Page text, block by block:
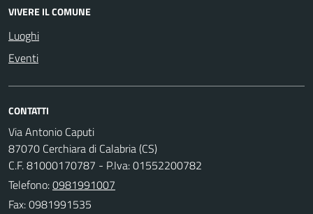
VIVERE IL COMUNE
Luoghi
Eventi
CONTATTI
Via Antonio Caputi
87070 Cerchiara di Calabria (CS)
C.F. 81000170787 - P.Iva: 01552200782
Telefono:0981991007
Fax: 0981991535